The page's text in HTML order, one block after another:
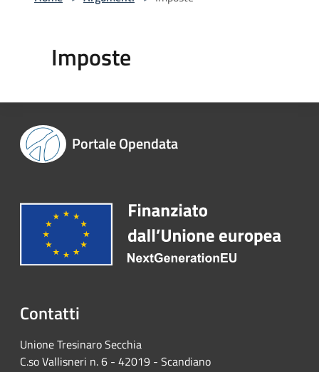
Imposte
Portale Opendata
Contatti
Unione Tresinaro Secchia
C.so Vallisneri n. 6 - 42019 - Scandiano